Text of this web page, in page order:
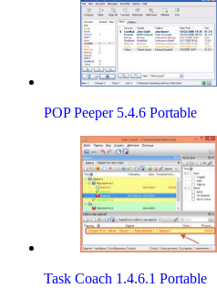
POP Peeper 5.4.6 Portable
Task Coach 1.4.6.1 Portable